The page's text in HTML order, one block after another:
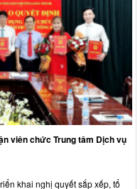
viên chức Trung tâm Dịch vụ
khai nghị quyết sắp xếp, tổ